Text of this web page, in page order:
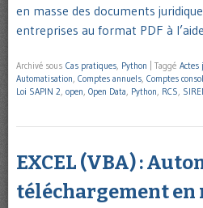
en masse des documents
entreprises au format PDF à l’aide
Archivé sous Cas pratiques, Python Taggé Actes
Automatisation, Comptes annuels, Comptes
Loi SAPIN 2, open, Open Data, Python, RCS,
EXCEL (VBA) :
téléchargement en